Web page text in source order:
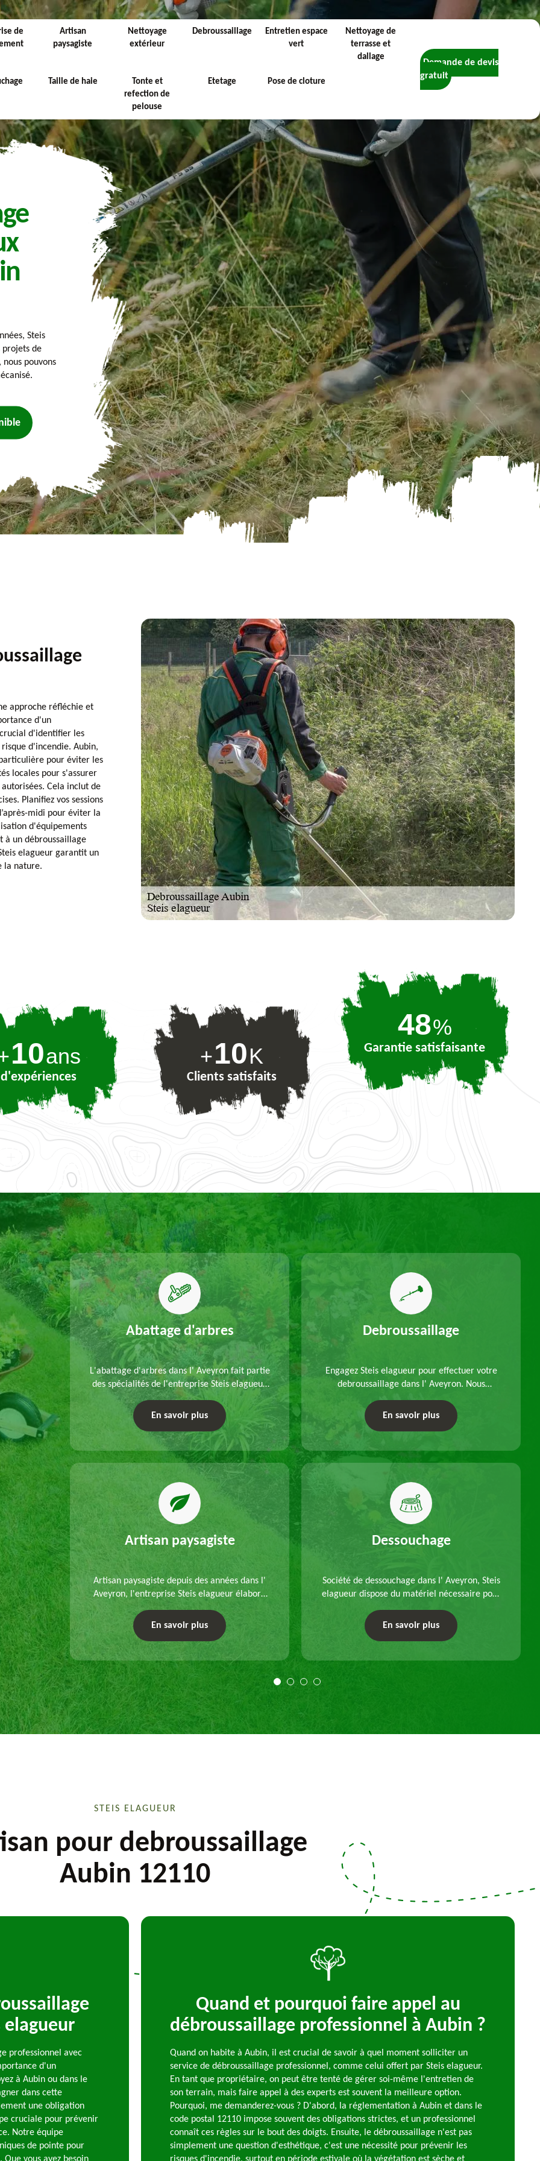
de
Artisan
paysagiste
Nettoyage
extérieur
Debroussaillage
Entretien espace
vert
Nettoyage de
terrasse et
dallage
Taille de haie
Tonte et
refection de
pelouse
Etetage Pose de cloture
Demande de devis
gratuit
Steis
projets de
pouvons
approche réfléchie et
d'un
d'identifier les
risque d'incendie. Aubin,
pour éviter les
locales pour s'assurer
Cela inclut de
Planifiez vos sessions
midi pour éviter la
d'équipements
à un débroussaillage
elagueur garantit un
la nature.
10ans
d'expériences
+10K
Clients satisfaits
72%
Garantie satisfaisante
de
que d'un
Abattage d'arbres
L'abattage d'arbres dans l' Aveyron fait partie
des spécialités de l'entreprise Steis elagueur.
Nous réalisons un abattage direct ou par
démontage, tenant compte des particularités
du site et des végétaux.
En savoir plus
Artisan paysagiste
Artisan paysagiste depuis des années dans l'
Aveyron, l'entreprise Steis elagueur élabore
chaque plan d'aménagement paysager et
exécute les travaux afférents. Devis gratuit et
En savoir plus
Debroussaillage
Engagez Steis elagueur pour effectuer votre
debroussaillage dans l' Aveyron. Nous
en fonction des caractéristiques du site.
Déplacements offerts.
En savoir plus
Dessouchage
Société de dessouchage dans l' Aveyron, Steis
elagueur dispose du matériel nécessaire pour
un dessouchage manuel ou mécanique.
Travail selon les règles de l'art.
En savoir plus
STEIS ELAGUEUR
pour debroussaillage
Aubin 12110
elagueur
professionnel avec
d'un
à Aubin ou dans le
dans cette
une obligation
cruciale pour prévenir
Notre équipe
de pointe pour
Quand et pourquoi faire appel au
débroussaillage professionnel à Aubin ?
Quand on habite à Aubin, il est crucial de savoir à quel moment solliciter un
service de débroussaillage professionnel, comme celui offert par Steis elagueur.
En tant que propriétaire, on peut être tenté de gérer soi-même l'entretien de
son terrain, mais faire appel à des experts est souvent la meilleure option.
Pourquoi, me demanderez-vous ? D'abord, la réglementation à Aubin et dans le
code postal 12110 impose souvent des obligations strictes, et un professionnel
connaît ces règles sur le bout des doigts. Ensuite, le débroussaillage n'est pas
simplement une question d'esthétique, c'est une nécessité pour prévenir les